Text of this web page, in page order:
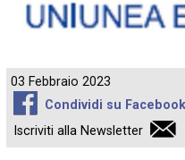
03 Febbraio 2023
Condividi su Facebook
Iscriviti alla Newsletter